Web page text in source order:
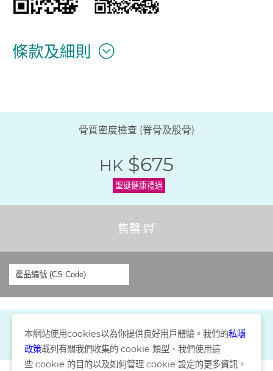
條款及細則
骨質密度檢查 (脊骨及股骨)
HK $675
聖誕健康禮遇
售罄
本網站使用cookies以為你提供良好用戶體驗。我們的私隱
政策載列有關我們收集的 cookie 類型、我們使用這
些 cookie 的目的以及如何管理 cookie 設定的更多資訊。